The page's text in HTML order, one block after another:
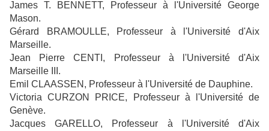
James T. BENNETT, Professeur à l'Université George
Mason.
Gérard BRAMOULLE, Professeur à l'Université d'Aix
Marseille.
Jean Pierre CENTI, Professeur à l'Université d'Aix
Marseille III.
Emil CLAASSEN, Professeur à l'Université de Dauphine.
Victoria CURZON PRICE, Professeur à l'Université de
Genève.
Jacques GARELLO, Professeur à l'Université d'Aix